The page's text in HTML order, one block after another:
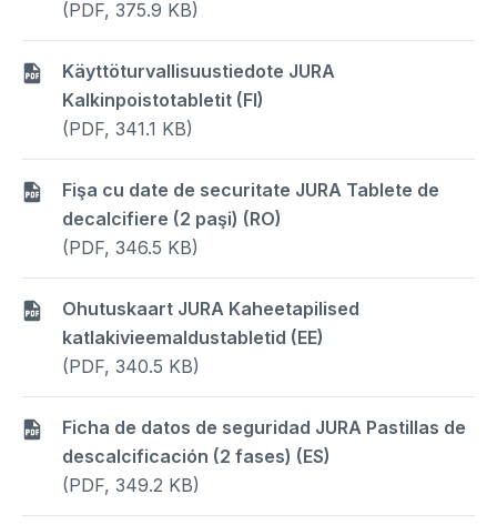
(PDF, 375.9 KB)
Käyttöturvallisuustiedote JURA
Kalkinpoistotabletit (FI)
(PDF, 341.1 KB)
Fişa cu date de securitate JURA Tablete de
decalcifiere (2 paşi) (RO)
(PDF, 346.5 KB)
Ohutuskaart JURA Kaheetapilised
katlakivieemaldustabletid (EE)
(PDF, 340.5 KB)
Ficha de datos de seguridad JURA Pastillas de
descalcificación (2 fases) (ES)
(PDF, 349.2 KB)